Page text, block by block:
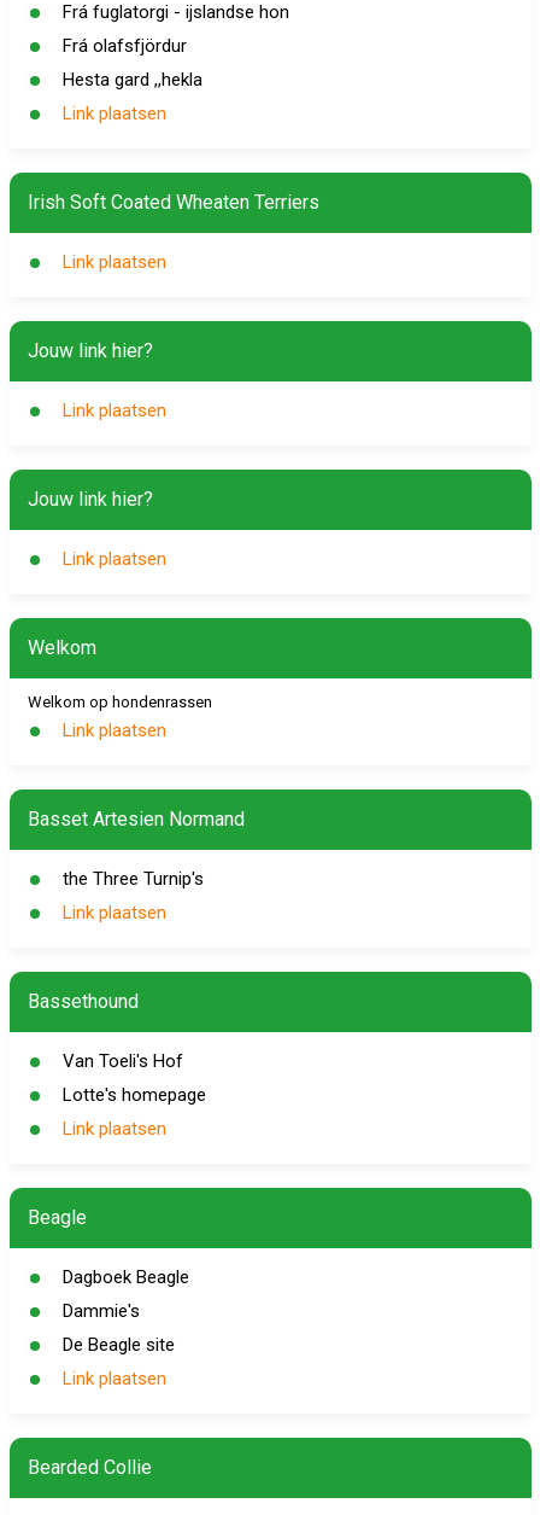
Frá fuglatorgi - ijslandse hon
Frá olafsfjördur
Hesta gard ,,hekla
Link plaatsen
Irish Soft Coated Wheaten Terriers
Link plaatsen
Jouw link hier?
Link plaatsen
Jouw link hier?
Link plaatsen
Welkom
Welkom op hondenrassen
Link plaatsen
Basset Artesien Normand
the Three Turnip's
Link plaatsen
Bassethound
Van Toeli's Hof
Lotte's homepage
Link plaatsen
Beagle
Dagboek Beagle
Dammie's
De Beagle site
Link plaatsen
Bearded Collie